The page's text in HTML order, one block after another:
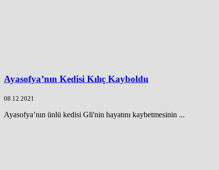
Ayasofya’nın Kedisi Kılıç Kayboldu
08.12.2021
Ayasofya’nın ünlü kedisi Gli'nin hayatını kaybetmesinin ...